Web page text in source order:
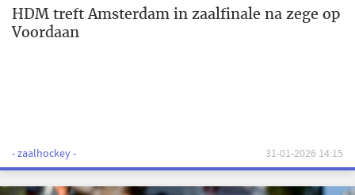
HDM treft Amsterdam in zaalfinale na zege op
Voordaan
- zaalhockey - 31-01-2026 14:15